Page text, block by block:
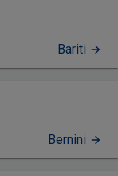
Bariti
Bernini